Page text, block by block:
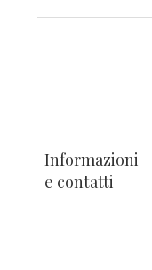
Informazioni
e contatti